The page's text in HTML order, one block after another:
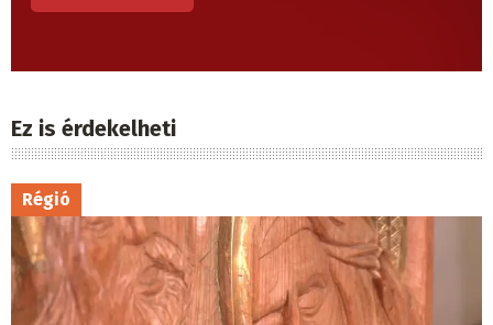
Ez is érdekelheti
Régió